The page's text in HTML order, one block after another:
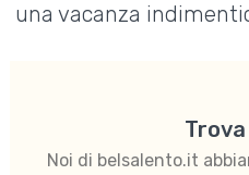
una vacanza
Noi di belsalento.it